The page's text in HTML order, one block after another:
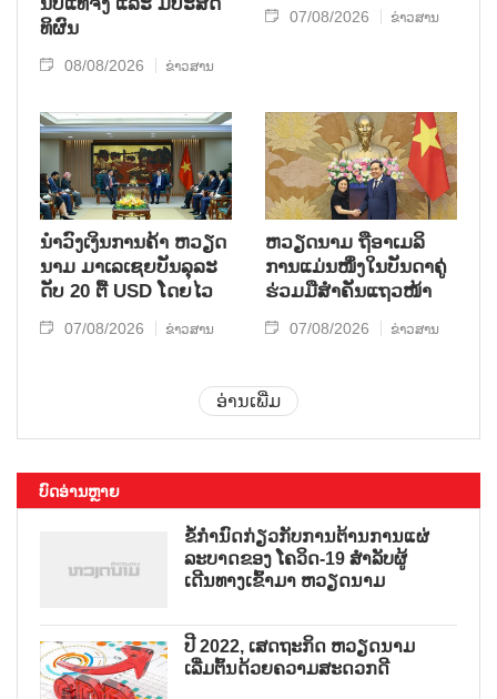
ທິ​ຜົນ
08/08/2026 ຂ່າວສານ
07/08/2026 ຂ່າວສານ
ນຳ​ວົງ​ເງິນ​ການ​ຄ້າ ຫວຽດ​
ນາມ ມາ​ເລ​ເຊຍ​ບັນ​ລຸ​ລະ​
ດັບ 20 ຕື້ USD ໂດຍ​ໄວ
07/08/2026 ຂ່າວສານ
ຫ​ວຽດ​ນາມ ຖື​ອາ​ເມ​ລິ​
ການ​ແມ່ນ​ໜຶ່ງ​ໃນ​ບັນ​ດາ​ຄູ່​
ຮ່ວມ​ມື​ສຳ​ຄັນ​ແຖວ​ໜ້າ
07/08/2026 ຂ່າວສານ
ອ່ານເພີ່ມ
ບົດອ່ານຫຼາຍ
ຂໍ້ກຳນົດກ່ຽວກັບການຕ້ານການແຜ່
ລະບາດຂອງ ໂຄວິດ-19 ສຳລັບຜູ້
ເດີນທາງເຂົ້າມາ ຫວຽດນາມ
ປີ 2022, ເສດຖະກິດ ຫວຽດນາມ
ເລີ່ມຕົ້ນດ້ວຍຄວາມສະດວກດີ